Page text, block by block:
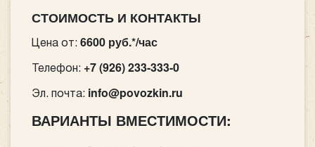
СТОИМОСТЬ И КОНТАКТЫ
Цена от: 6600 руб.*/час
Телефон: +7 (926) 233-333-0
Эл. почта: info@povozkin.ru
ВАРИАНТЫ ВМЕСТИМОСТИ: